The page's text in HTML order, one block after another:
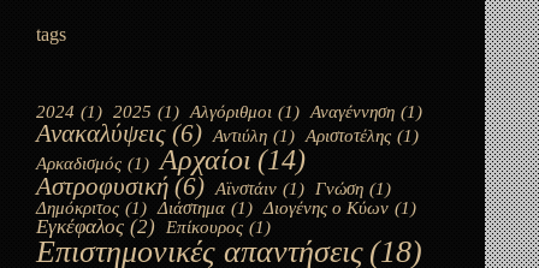
tags
2024 (1) 2025 (1) Αλγόριθμοι (1) Αναγέννηση (1)
Ανακαλύψεις (6) Αντιύλη (1) Αριστοτέλης (1)
Αρκαδισμός (1) Αρχαίοι (14)
Αστροφυσική (6) Αϊνστάιν (1) Γνώση (1)
Δημόκριτος (1) Διάστημα (1) Διογένης ο Κύων (1)
Εγκέφαλος (2) Επίκουρος (1)
Επιστημονικές απαντήσεις (18)